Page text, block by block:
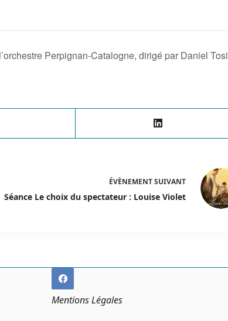
Perpignan-Catalogne, dirigé par Daniel Tosi
ÉVÈNEMENTSUIVANT
Séance Le choix du spectateur : Louise Violet
Mentions Légales